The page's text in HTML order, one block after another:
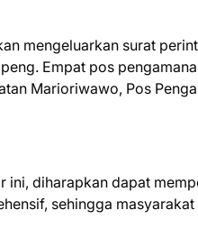
mengeluarkan surat
Empat pos
Marioriwawo, Pos
ini, diharapkan dapat
sehingga